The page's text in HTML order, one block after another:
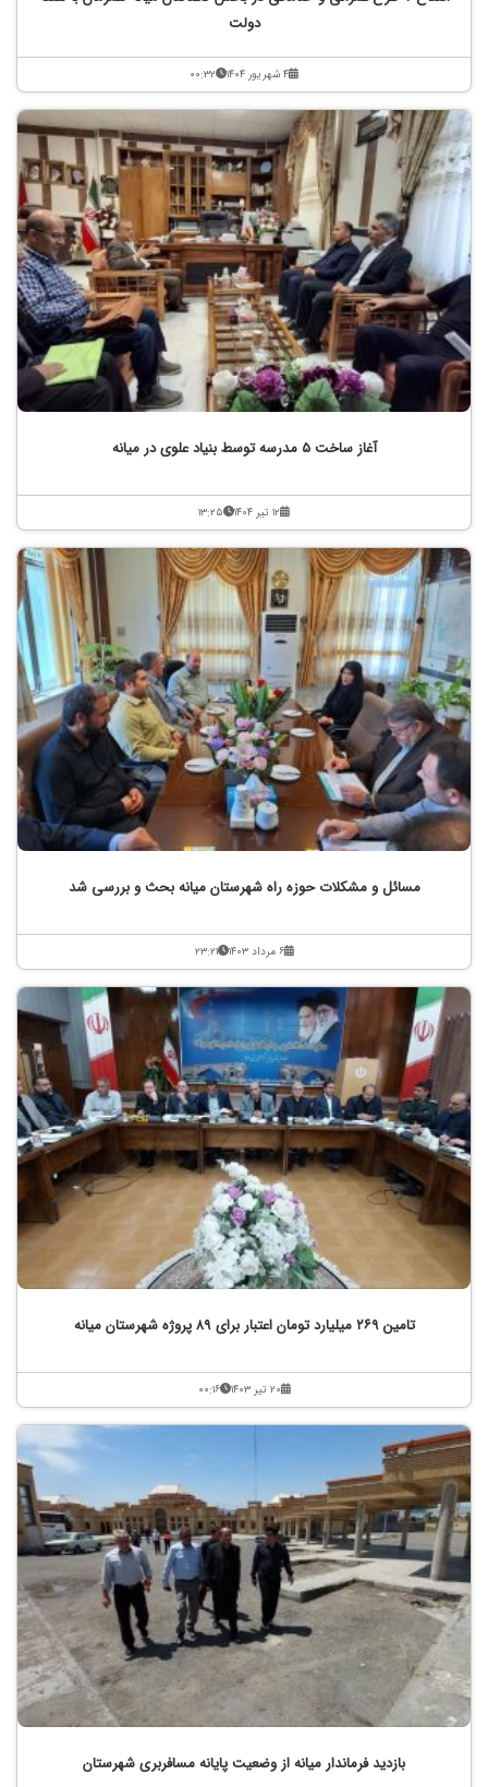
دولت
۴ شهریور ۱۴۰۴ ۰۰:۳۲
آغاز ساخت ۵ مدرسه توسط بنیاد علوی در میانه
۱۲ تیر ۱۴۰۴ ۱۳:۲۵
مسائل و مشکلات حوزه راه شهرستان میانه بحث و بررسی شد
۶ مرداد ۱۴۰۳ ۲۳:۲۱
تامین ۲۶۹ میلیارد تومان اعتبار برای ۸۹ پروژه شهرستان میانه
۲۰ تیر ۱۴۰۳ ۰۰:۱۶
بازدید فرماندار میانه از وضعیت پایانه مسافربری شهرستان